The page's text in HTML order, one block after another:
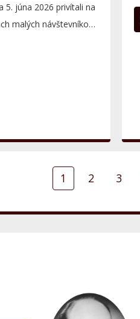
5. júna 2026 privítali na
malých návštevníkov,
1 2 3